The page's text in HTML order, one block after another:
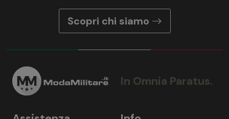
Scopri chi siamo
In Omnia Paratus.